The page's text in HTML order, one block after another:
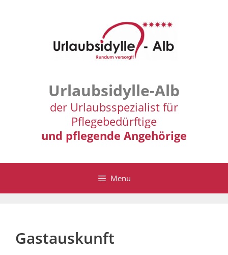
Urlaubsidylle-Alb
der Urlaubsspezialist für
Pflegebedürftige
und pflegende Angehörige
Menu
Gastauskunft